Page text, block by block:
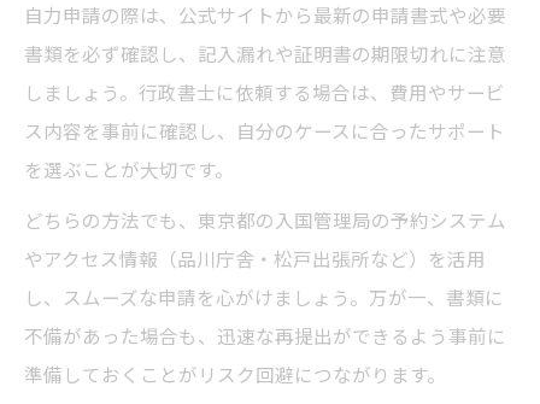
自力申請の際は、公式サイトから最新の申請書式や必要
書類を必ず確認し、記入漏れや証明書の期限切れに注意
しましょう。行政書士に依頼する場合は、費用やサービ
ス内容を事前に確認し、自分のケースに合ったサポート
を選ぶことが大切です。
どちらの方法でも、東京都の入国管理局の予約システム
やアクセス情報（品川庁舎・松戸出張所など）を活用
し、スムーズな申請を心がけましょう。万が一、書類に
不備があった場合も、迅速な再提出ができるよう事前に
準備しておくことがリスク回避につながります。